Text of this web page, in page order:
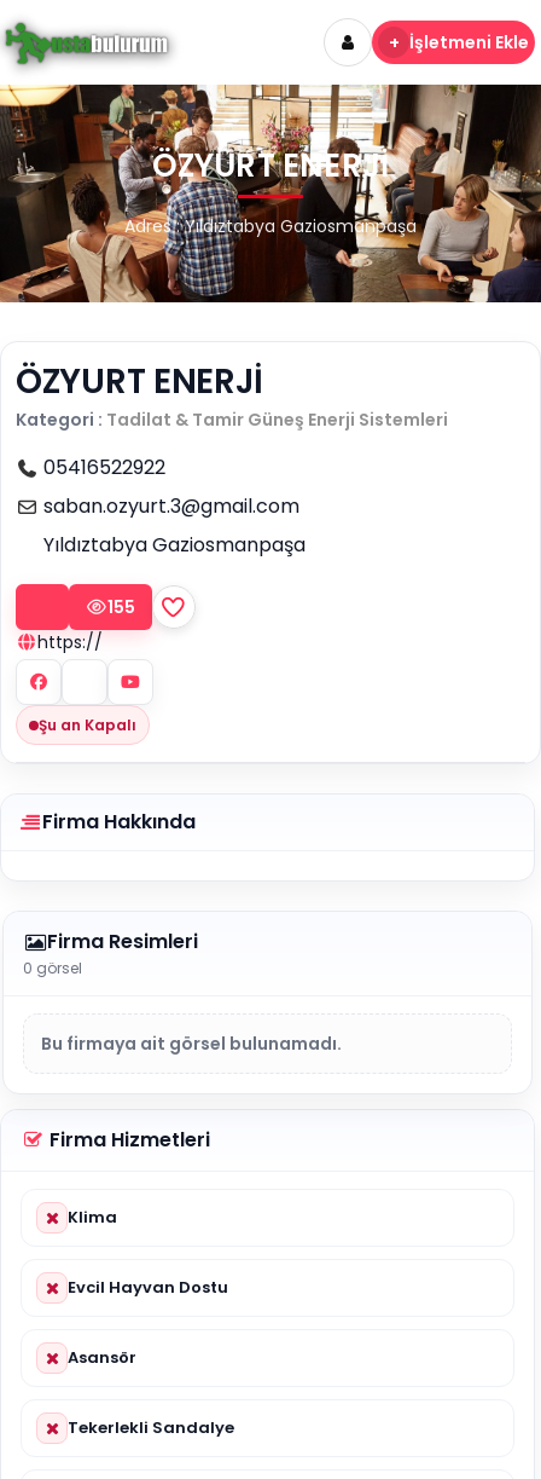
+ İşletmeni Ekle
ÖZYURT ENERJİ
Adres : Yıldıztabya Gaziosmanpaşa
ÖZYURT ENERJİ
Kategori : Tadilat & Tamir Güneş Enerji Sistemleri
05416522922
saban.ozyurt.3@gmail.com
Yıldıztabya Gaziosmanpaşa
155
https://
Şu an Kapalı
Firma Hakkında
Firma Resimleri
0 görsel
Bu firmaya ait görsel bulunamadı.
Firma Hizmetleri
Klima
Evcil Hayvan Dostu
Asansör
Tekerlekli Sandalye